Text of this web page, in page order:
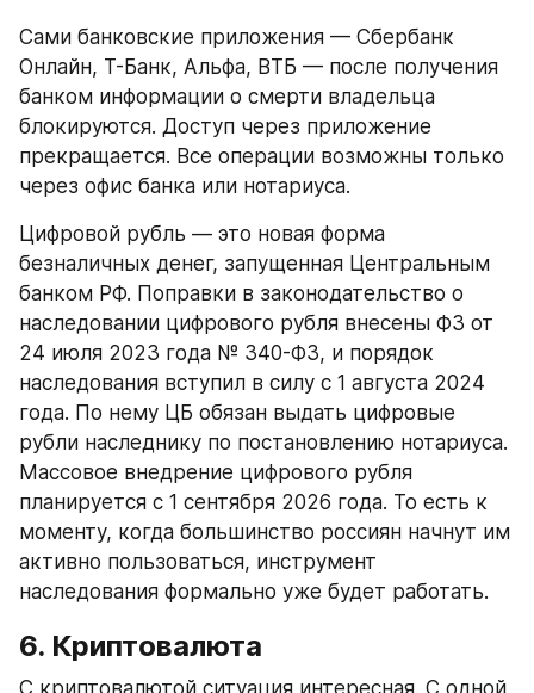
Сами банковские приложения — Сбербанк
Онлайн, Т-Банк, Альфа, ВТБ — после получения
банком информации о смерти владельца
блокируются. Доступ через приложение
прекращается. Все операции возможны только
через офис банка или нотариуса.
Цифровой рубль — это новая форма
безналичных денег, запущенная Центральным
банком РФ. Поправки в законодательство о
наследовании цифрового рубля внесены ФЗ от
24 июля 2023 года № 340-ФЗ, и порядок
наследования вступил в силу с 1 августа 2024
года. По нему ЦБ обязан выдать цифровые
рубли наследнику по постановлению нотариуса.
Массовое внедрение цифрового рубля
планируется с 1 сентября 2026 года. То есть к
моменту, когда большинство россиян начнут им
активно пользоваться, инструмент
наследования формально уже будет работать.
6. Криптовалюта